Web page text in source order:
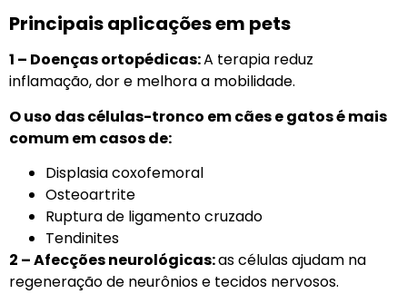
Principais aplicações em pets
1 – Doenças ortopédicas:A terapia reduz
inflamação, dor e melhora a mobilidade.
O uso das células-tronco em cães e gatos é mais
comum em casos de:
Displasia coxofemoral
Osteoartrite
Ruptura de ligamento cruzado
Tendinites
2 – Afecções neurológicas:as células ajudam na
regeneração de neurônios e tecidos nervosos.